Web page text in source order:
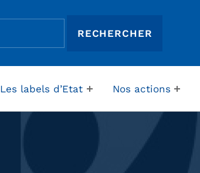
Les labels d’Etat Nos actions